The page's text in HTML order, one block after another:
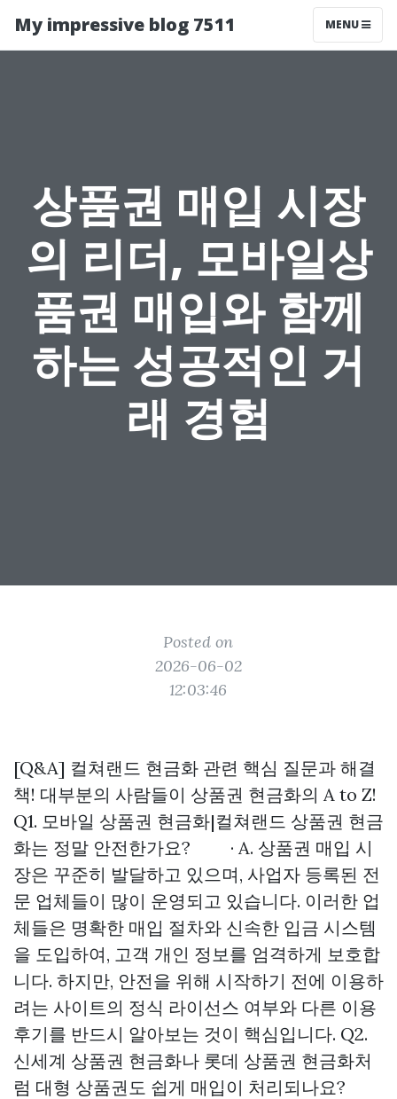
My impressive blog 7511 MENU
상품권 매입 시장
의 리더, 모바일상
품권 매입와 함께
하는 성공적인 거
래 경험
Posted on
2026-06-02
12:03:46
[Q&A] 컬쳐랜드 현금화 관련 핵심 질문과 해결
책! 대부분의 사람들이 상품권 현금화의 A to Z!
Q1. 모바일 상품권 현금화|컬쳐랜드 상품권 현금
화는 정말 안전한가요? · A. 상품권 매입 시
장은 꾸준히 발달하고 있으며, 사업자 등록된 전
문 업체들이 많이 운영되고 있습니다. 이러한 업
체들은 명확한 매입 절차와 신속한 입금 시스템
을 도입하여, 고객 개인 정보를 엄격하게 보호합
니다. 하지만, 안전을 위해 시작하기 전에 이용하
려는 사이트의 정식 라이선스 여부와 다른 이용
후기를 반드시 알아보는 것이 핵심입니다. Q2.
신세계 상품권 현금화나 롯데 상품권 현금화처
럼 대형 상품권도 쉽게 매입이 처리되나요?